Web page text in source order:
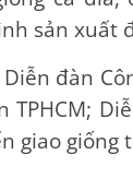
sản xuất
đàn
giao giống